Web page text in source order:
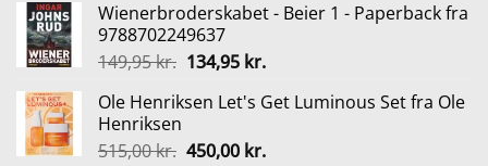
pris
var:
1.499,00 kr..
pris
Wienerbroderskabet - Beier 1 - Paperback fra
9788702249637
149,95kr. Den
pris
149,95 kr..
134,95 kr.Den
pris
134,95 kr..
Ole Henriksen Let's Get Luminous Set fra Ole
Henriksen
515,00kr. Den
450,00 kr.Den